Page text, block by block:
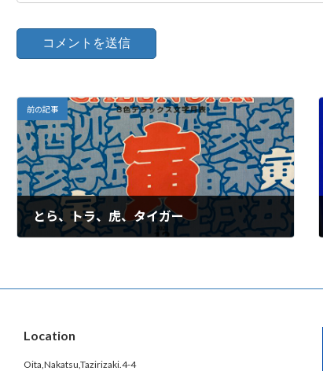
前の記事
とら、トラ、虎、タイガー
Location
Oita,Nakatsu,Tazirizaki.4-4